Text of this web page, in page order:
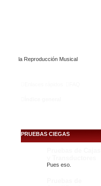
la Reproducción Musical
PRUEBAS CIEGAS
Pues eso.